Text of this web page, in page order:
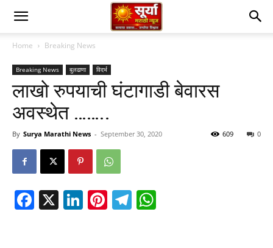
Home Breaking News
Breaking News बुलढाणा विदर्भ
लाखो रुपयाची घंटागाडी बेवारस
अवस्थेत ……..
By Surya Marathi News - September 30, 2020 0
609
Facebook
X LinkedIn
Pinterest
Telegram